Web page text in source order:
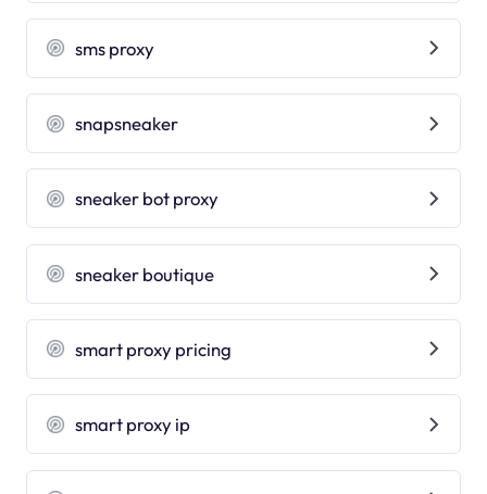
sms proxy
snapsneaker
sneaker bot proxy
sneaker boutique
smart proxy pricing
smart proxy ip